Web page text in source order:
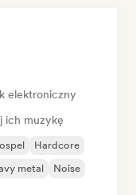
elektroniczny
ich muzykę
Hardcore
metal Noise